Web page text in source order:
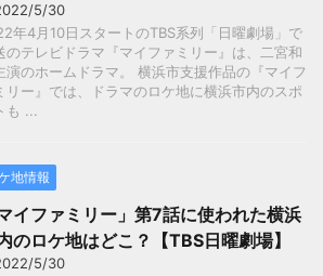
5/30
年4月10日スタートのTBS系列「日曜劇場」で
のテレビドラマ『マイファミリー』は、二宮和
演のホームドラマ。 横浜市支援作品の『マイフ
リー』では、ドラマのロケ地に横浜市内のスポ
も ...
地情報
マイファミリー」第7話に使われた横浜
のロケ地はどこ？【TBS日曜劇場】
5/30